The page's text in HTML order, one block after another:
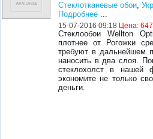
Стеклотканевые обои,
Подробнее ...
15-07-2016 09:18 Цена:647
Стеклообои Wellton
плотнее от Рогожки
требуют в дальнейшем
наносить в два слоя.
стеклохолст в
экономите не только
деньги.